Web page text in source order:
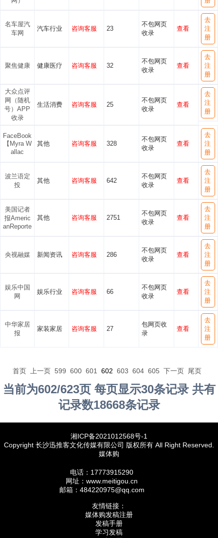
名车屋汽
车网
汽车行业 咨询客服 23
不包网页
收录
查看
去
注
册
聚焦健康 健康医疗 咨询客服 32
不包网页
收录
查看
去
注
册
大众点评
网（随机
号）APP
收录
生活消费 咨询客服 25
不包网页
收录
查看
去
注
册
FaceBook
【Myra W
allac
其他 咨询客服 328
不包网页
收录
查看
去
注
册
波兰语定
投
其他 咨询客服 642
不包网页
收录
查看
去
注
册
美国记者
报Americ
anReporte
其他 咨询客服 2751
不包网页
收录
查看
去
注
册
央视融媒 新闻资讯 咨询客服 286
不包网页
收录
查看
去
注
册
娱乐中国
网
娱乐行业 咨询客服 66
不包网页
收录
查看
去
注
册
中华家居
报
家装家居 咨询客服 27
包网页收
录
查看
去
注
册
首页 上一页 599 600 601 602 603 604 605 下一页 尾页
当前为602/623页 每页显示30条记录 共有
记录数18668条记录
湘ICP备2021012568号-1
Copyright 长沙迅推客文化传媒有限公司 版权所有 All Right Reserved.
媒体购
电话：17773915290
网址：www.meitigou.cn
邮箱：484220975@qq.com
友情链接：
媒体购发稿注册
发稿手册
学习发稿